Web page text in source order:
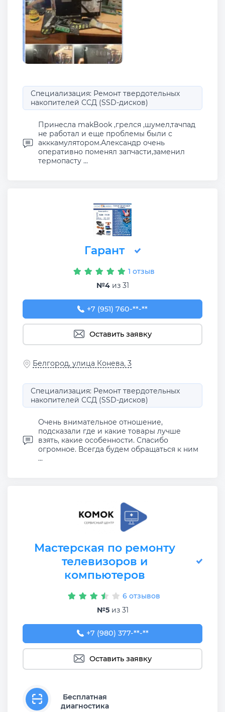
Специализация: Ремонт твердотельных
накопителей ССД (SSD-дисков)
Принесла makBook ,грелся ,шумел,тачпад
не работал и еще проблемы были с
акккамулятором.Александр очень
оперативно поменял запчасти,заменил
термопасту ...
Гарант
1 отзыв
№4из 31
+7 (951) 760-55-22
+7 (951) 760-**-**
Оставить заявку
Белгород, улица Конева, 3
Специализация: Ремонт твердотельных
накопителей ССД (SSD-дисков)
Очень внимательное отношение,
подсказали где и какие товары лучше
взять, какие особенности. Спасибо
огромное. Всегда будем обращаться к ним
...
Мастерская по ремонту
телевизоров и
компьютеров
6 отзывов
№5из 31
+7 (980) 377-51-47
+7 (980) 377-**-**
Оставить заявку
Бесплатная
диагностика